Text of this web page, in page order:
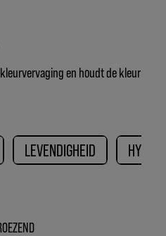
en houdt de kleur
LEVENDIGHEID